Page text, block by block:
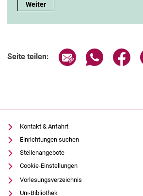
Forschungsprojekte:
Weiter
Seite teilen: Seite über E-Mail
Seite
Kontakt & Anfahrt
Einrichtungen suchen
Stellenangebote
Cookie-Einstellungen
Vorlesungsverzeichnis
Uni-Bibliothek